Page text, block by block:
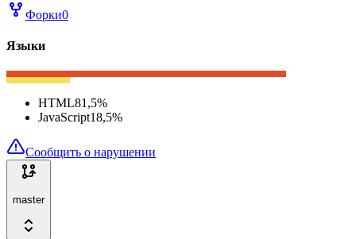
Форки0
Языки
HTML81,5%
JavaScript18,5%
Сообщить о нарушении
master